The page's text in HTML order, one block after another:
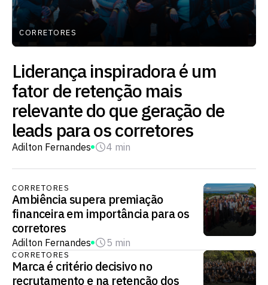
CORRETORES
Liderança inspiradora é um
fator de retenção mais
relevante do que geração de
leads para os corretores
Adilton Fernandes 4 min
CORRETORES
Ambiência supera premiação
financeira em importância para os
corretores
Adilton Fernandes 5 min
CORRETORES
Marca é critério decisivo no
recrutamento e na retenção dos